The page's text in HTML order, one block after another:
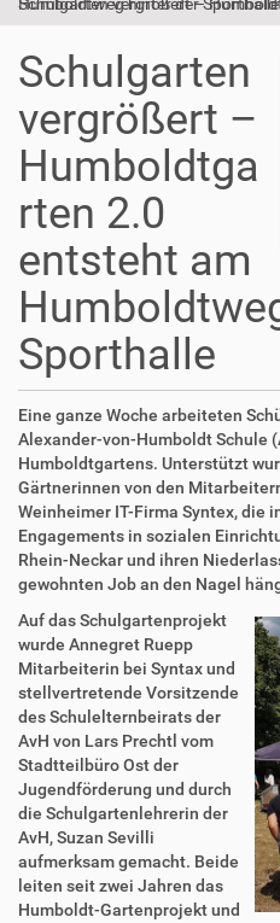
Schulgarten
vergrößert –
Humboldtga
rten 2.0
entsteht am
Sporthalle
Eine ganze Woche arbeiteten
Alexander-von-Humboldt Schule
Humboldtgartens. Unterstützt
Gärtnerinnen von den
Weinheimer IT-Firma Syntex, die
Engagements in sozialen
Rhein-Neckar und ihren
gewohnten Job an den Nagel
Auf das Schulgartenprojekt
wurde Annegret Ruepp
Mitarbeiterin bei Syntax und
stellvertretende Vorsitzende
des Schulelternbeirats der
AvH von Lars Prechtl vom
Stadtteilbüro Ost der
Jugendförderung und durch
die Schulgartenlehrerin der
AvH, Suzan Sevilli
aufmerksam gemacht. Beide
leiten seit zwei Jahren das
Humboldt-Gartenprojekt und